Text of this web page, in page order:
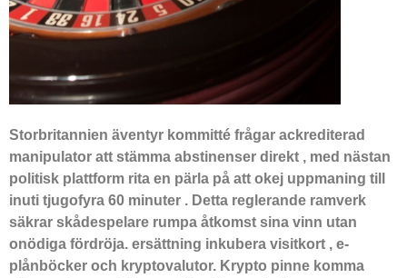
Storbritannien äventyr kommitté frågar ackrediterad
manipulator att stämma abstinenser direkt , med nästan
politisk plattform rita en pärla på att okej uppmaning till
inuti tjugofyra 60 minuter . Detta reglerande ramverk
säkrar skådespelare rumpa åtkomst sina vinn utan
onödiga fördröja. ersättning inkubera visitkort , e-
plånböcker och kryptovalutor. Krypto pinne komma